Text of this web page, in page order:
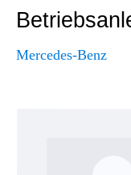
Mercedes-Benz